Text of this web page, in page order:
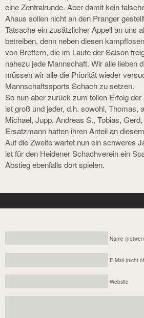
eine Zentralrunde. Aber damit kein
Ahaus sollen nicht an den Pranger
Tatsache ein zusätzlicher Appell an uns
betreiben, denn neben diesen
von Brettern, die im Laufe der Saison
nahezu jede Mannschaft. Wir alle lieben
müssen wir alle die Priorität wieder
Mannschaftssports Schach zu setzen.
So nun aber zurück zum tollen Erfolg
ist groß und jeder, d.h. sowohl, Thomas,
Michael, Jupp, Andreas S., Tobias,
Ersatzmann hatten ihren Anteil an
Auf die Zweite wartet nun ein schweres
ist für den Heidener Schachverein ein
Abstieg ebenfalls dort spielen.
Name
E-Mail (nicht
Website